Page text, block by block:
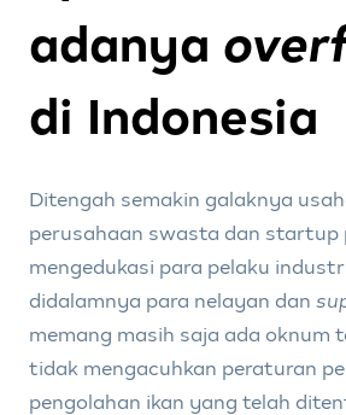
adanya
di Indonesia
Ditengah semakin galaknya
perusahaan swasta dan startup
mengedukasi para pelaku
didalamnya para nelayan dan
memang masih saja ada oknum
tidak mengacuhkan peraturan
pengolahan ikan yang telah